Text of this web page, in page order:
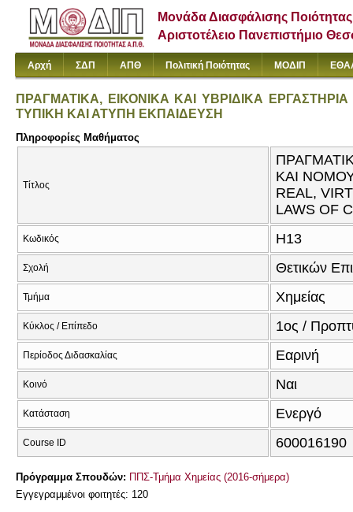
Μονάδα Διασφάλισης Ποιότητας
Αριστοτέλειο Πανεπιστήμιο
Αρχή ΣΔΠ ΑΠΘ Πολιτική Ποιότητας ΜΟΔΙΠ
ΠΡΑΓΜΑΤΙΚΑ, ΕΙΚΟΝΙΚΑ ΚΑΙ ΥΒΡΙΔΙΚΑ
ΤΥΠΙΚΗ ΚΑΙ ΑΤΥΠΗ ΕΚΠΑΙΔΕΥΣΗ
Πληροφορίες Μαθήματος
Τίτλος
ΚΑΙ
REAL,
LAWS OF
Κωδικός Η13
Σχολή Θετικών
Τμήμα Χημείας
Κύκλος / Επίπεδο 1ος /
Περίοδος Διδασκαλίας Εαρινή
Κοινό Ναι
Κατάσταση Ενεργό
Course ID 600016190
Πρόγραμμα Σπουδών: ΠΠΣ-Τμήμα Χημείας (2016-σήμερα)
Εγγεγραμμένοι φοιτητές: 120